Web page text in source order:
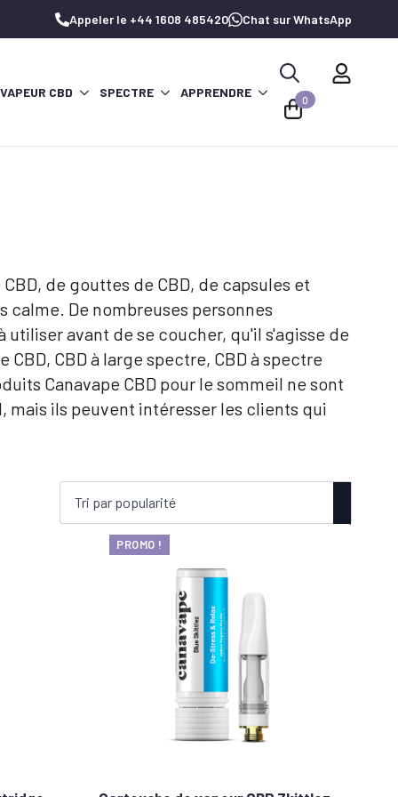
Appeler le +44 1608 485420 Chat sur WhatsApp
CBD SPECTRE APPRENDRE
Recherche
de
0
de gouttes de CBD, de capsules et
De nombreuses personnes
avant de se coucher, qu'il s'agisse de
CBD à large spectre, CBD à spectre
Canavape CBD pour le sommeil ne sont
mais ils peuvent intéresser les clients qui
PROMO !